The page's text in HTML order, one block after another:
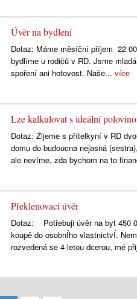
Úvěr na bydlení
Dotaz: Máme měsíční příjem 22
bydlíme u rodičů v RD. Jsme
spoření ani hotovost. Naše... více
Lze kalkulovat s ideální
Dotaz: Žijeme s přítelkyní v RD
domu do budoucna nejasná
ale nevíme, zda bychom na to
Překlenovací úvěr
Dotaz: Potřebuji úvěr na byt 450
koupě do osobnÍho vlastnictvÍ.
rozvedená se 4 letou dcerou, mé